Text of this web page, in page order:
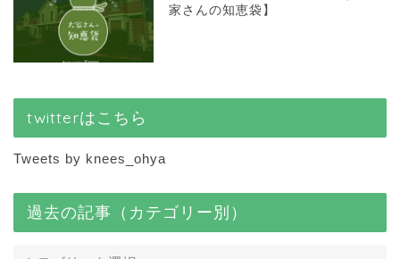
家さんの知恵袋】
twitterはこちら
Tweets by knees_ohya
過去の記事（カテゴリー別）